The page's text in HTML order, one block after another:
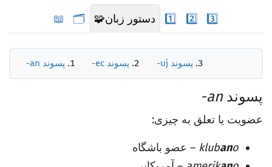
📖 🗂️ 🧩دستور زبان 1️⃣ 2️⃣ 3️⃣
پسوند -an پسوند -ec پسوند -uj
پسوند-an
عضویت یا تعلق به چیزی:
klubano
– عضو باشگاه